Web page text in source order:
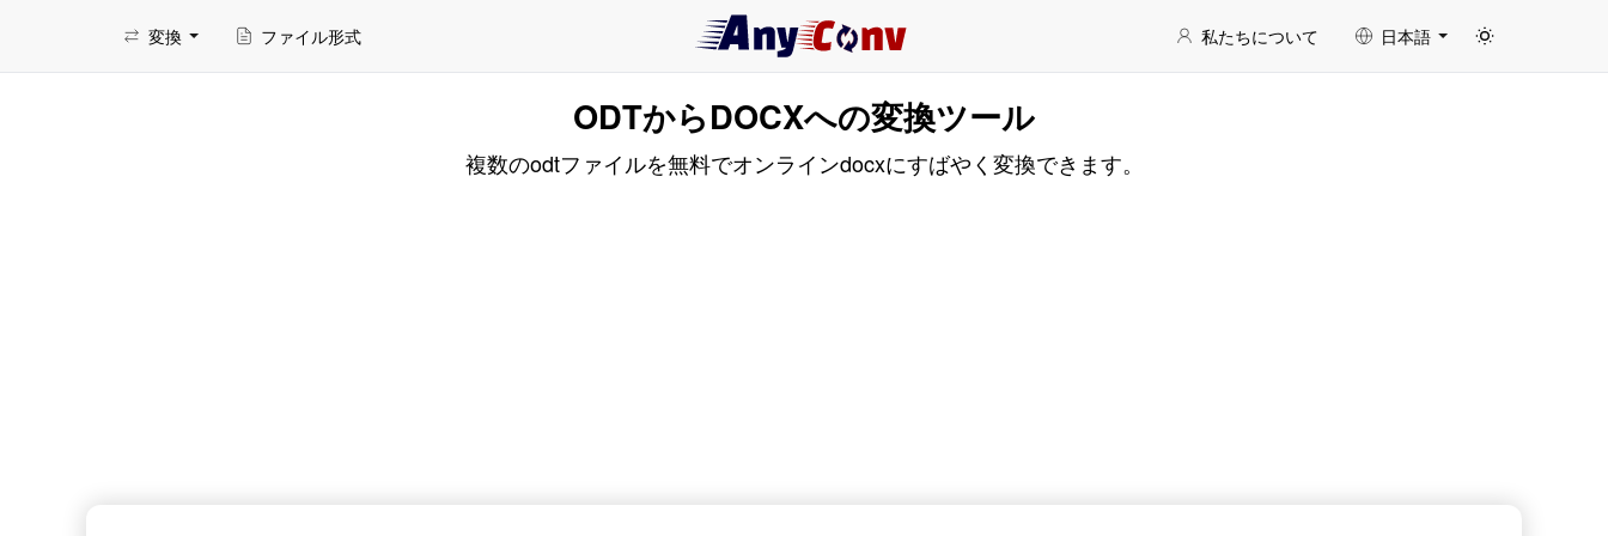
変換 ファイル形式 私たちについて 日本語
ODTからDOCXへの変換ツール
複数のodtファイルを無料でオンラインdocxにすばやく変換できます。